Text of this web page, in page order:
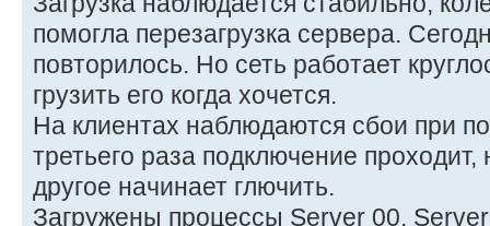
помогла перезагрузка сервера.
повторилось. Но сеть работает
грузить его когда хочется.
На клиентах наблюдаются сбои при
третьего раза подключение
другое начинает глючить.
Загружены процессы Server 00,